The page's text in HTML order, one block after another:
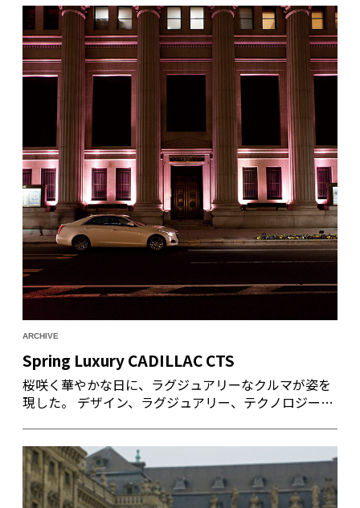
人や物が渦潮のように激しく行き交った四国の玄関口
を、キャデラックCT6とともに旅した。
ARCHIVE
Spring Luxury CADILLAC CTS
桜咲く華やかな日に、ラグジュアリーなクルマが姿を
現した。 デザイン、ラグジュアリー、テクノロジーに
町へと生まれ変わった日本橋室町。 111年の歴史を持
つキャデラックのDNAを継承しつつ、やはり最先端を
走るCTSと共鳴する街だ。